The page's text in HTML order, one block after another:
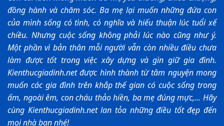
đồng hành và chăm sóc. Ba mẹ lại muốn những đứa con
của mình sống có tình, có nghĩa và hiếu thuận lúc tuổi xế
chiều. Nhưng cuộc sống không phải lúc nào cũng như ý.
Một phần vì bản thân mỗi người vẫn còn nhiều điều chưa
làm được tốt trong việc xây dựng và gìn giữ gia đình.
Kienthucgiadinh.net được hình thành từ tâm nguyện mong
muốn các gia đình trên khắp thế gian có cuộc sống trong
ấm, ngoài êm, con cháu thảo hiền, ba mẹ đúng mực,... Hãy
cùng Kienthucgiadinh.net lan tỏa những điều tốt đẹp đến
mọi nhà bạn nhé!